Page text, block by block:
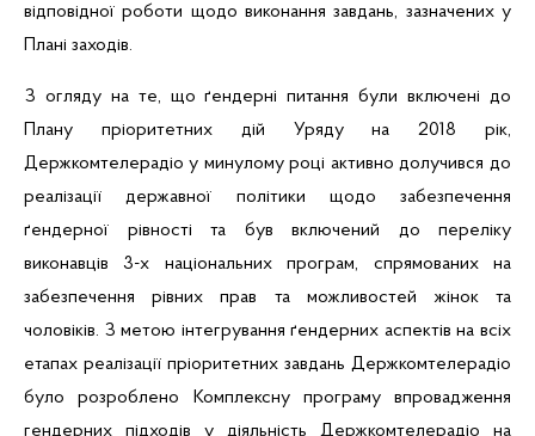
відповідної роботи щодо виконання завдань, зазначених у
Плані заходів.
З огляду на те, щоґендерні питання були включені до
Плану пріоритетних дій Уряду на 2018 рік,
Держкомтелерадіо у минулому році активно долучився до
реалізації державної політики щодо забезпечення
ґендерної рівності та був включений до переліку
виконавців 3-х національних програм, спрямованих на
забезпечення рівних прав та можливостей жінок та
чоловіків. З метою інтегруванняґендерних аспектів на всіх
етапах реалізації пріоритетних завдань Держкомтелерадіо
було розроблено
Комплексну програму впровадження
гендерних підходів у діяльність Держкомтелерадіо на